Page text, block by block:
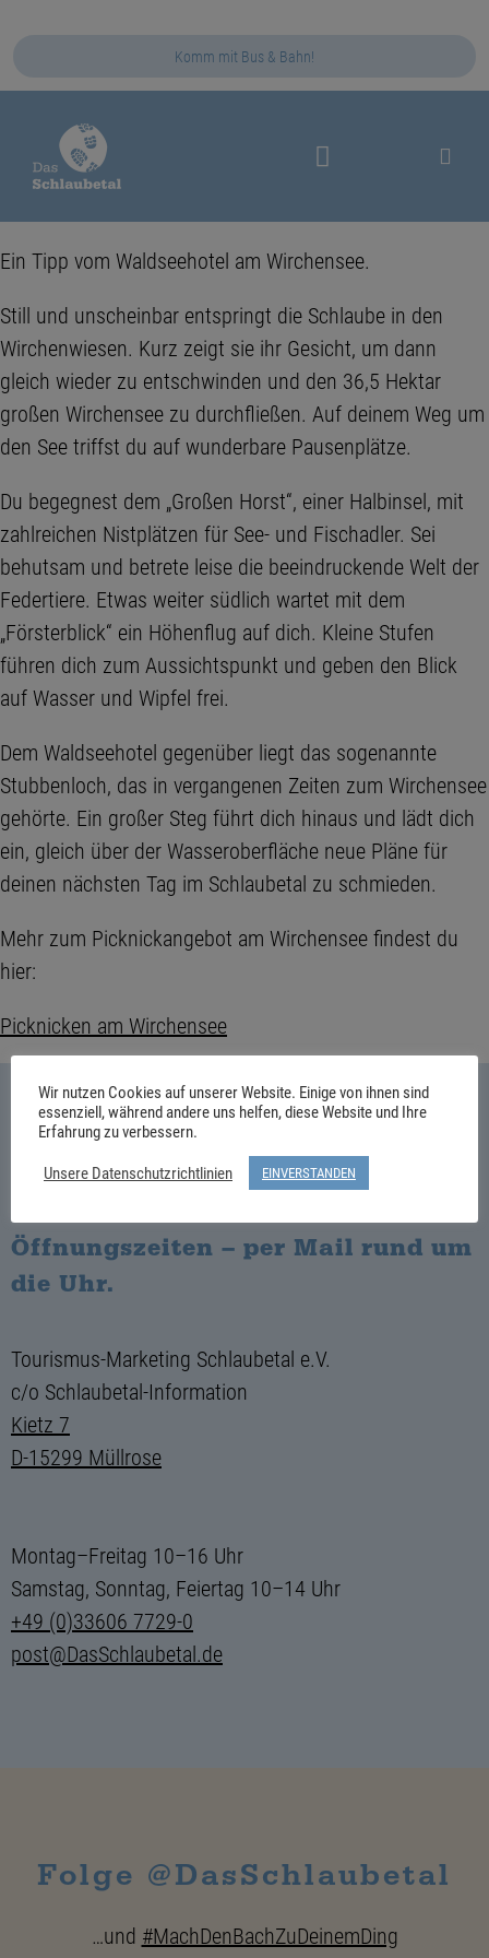
Komm mit Bus & Bahn!
Ein Tipp vom Waldseehotel am Wirchensee.
Still und unscheinbar entspringt die Schlaube in den
Wirchenwiesen. Kurz zeigt sie ihr Gesicht, um dann
gleich wieder zu entschwinden und den 36,5 Hektar
großen Wirchensee zu durchfließen. Auf deinem Weg um
den See triffst du auf wunderbare Pausenplätze.
Du begegnest dem „Großen Horst“, einer Halbinsel, mit
zahlreichen Nistplätzen für See- und Fischadler. Sei
behutsam und betrete leise die beeindruckende Welt der
Federtiere. Etwas weiter südlich wartet mit dem
„Försterblick“ ein Höhenflug auf dich. Kleine Stufen
führen dich zum Aussichtspunkt und geben den Blick
auf Wasser und Wipfel frei.
Dem Waldseehotel gegenüber liegt das sogenannte
Stubbenloch, das in vergangenen Zeiten zum Wirchensee
gehörte. Ein großer Steg führt dich hinaus und lädt dich
ein, gleich über der Wasseroberfläche neue Pläne für
deinen nächsten Tag im Schlaubetal zu schmieden.
Mehr zum Picknickangebot am Wirchensee findest du
hier:
Picknicken am Wirchensee
Wir beraten Dich gern, persönlich
Öffnungszeiten – per Mail rund um
die Uhr.
Tourismus-Marketing Schlaubetal e.V.
c/o Schlaubetal-Information
Kietz 7
D-15299 Müllrose
Montag–Freitag 10–16 Uhr
Samstag, Sonntag, Feiertag 10–14 Uhr
+49 (0)33606 7729-0
post@DasSchlaubetal.de
Folge @DasSchlaubetal
…und #MachDenBachZuDeinemDing
Wir nutzen Cookies auf unserer Website. Einige von ihnen sind
essenziell, während andere uns helfen, diese Website und Ihre
Erfahrung zu verbessern.
Unsere Datenschutzrichtlinien
EINVERSTANDEN